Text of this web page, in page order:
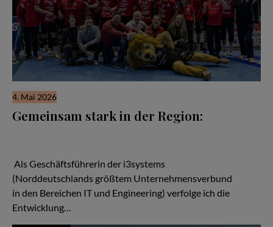
4. Mai 2026
Gemeinsam stark in der Region:
Als Geschäftsführerin der i3systems
(Norddeutschlands größtem Unternehmensverbund
in den Bereichen IT und Engineering) verfolge ich die
Entwicklung…